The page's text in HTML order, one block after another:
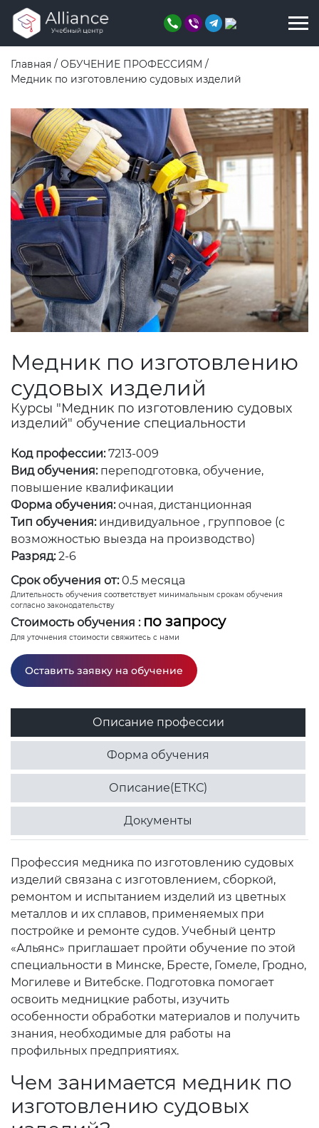
Главная / ОБУЧЕНИЕ ПРОФЕССИЯМ /
Медник по изготовлению судовых изделий
Медник по изготовлению
судовых изделий
Курсы "Медник по изготовлению судовых
изделий" обучение специальности
Код профессии:7213-009
Вид обучения: переподготовка, обучение,
повышение квалификации
Форма обучения: очная, дистанционная
Тип обучения: индивидуальное , групповое (с
возможностью выезда на производство)
Разряд: 2-6
Срок обучения от: 0.5 месяца
Длительность обучения соответствует минимальным срокам обучения
согласно законодательству
Стоимость обучения : по запросу
Для уточнения стоимости свяжитесь с нами
Оставить заявку на обучение
Описание профессии
Форма обучения
Описание(ЕТКС)
Документы
Профессия медника по изготовлению судовых
изделий связана с изготовлением, сборкой,
ремонтом и испытанием изделий из цветных
металлов и их сплавов, применяемых при
постройке и ремонте судов. Учебный центр
«Альянс» приглашает пройти обучение по этой
специальности в Минске, Бресте, Гомеле, Гродно,
Могилеве и Витебске. Подготовка помогает
освоить медницкие работы, изучить
особенности обработки материалов и получить
знания, необходимые для работы на
профильных предприятиях.
Чем занимается медник по
изготовлению судовых